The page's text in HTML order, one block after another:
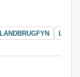
LANDBRUGFYN